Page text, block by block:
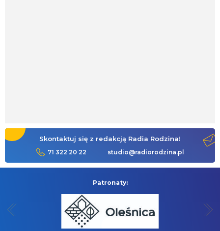
Skontaktuj się z redakcją Radia Rodzina!
71 322 20 22 studio@radiorodzina.pl
Patronaty: